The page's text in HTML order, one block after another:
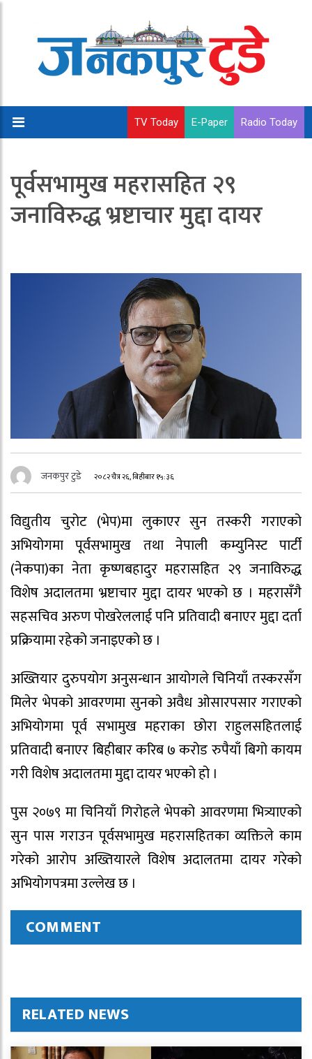
TV Today E-Paper Radio Today
पूर्वसभामुख महरासहित २९
जनाविरुद्ध भ्रष्टाचार मुद्दा दायर
जनकपुर टुडे २०८२ चैत्र २६, बिहीबार १५:३६
विद्युतीय चुरोट (भेप)मा लुकाएर सुन तस्करी गराएको
अभियोगमा पूर्वसभामुख तथा नेपाली कम्युनिस्ट पार्टी
(नेकपा)का नेता कृष्णबहादुर महरासहित २९ जनाविरुद्ध
विशेष अदालतमा भ्रष्टाचार मुद्दा दायर भएको छ । महरासँगै
सहसचिव अरुण पोखरेललाई पनि प्रतिवादी बनाएर मुद्दा दर्ता
प्रक्रियामा रहेको जनाइएको छ ।
अख्तियार दुरुपयोग अनुसन्धान आयोगले चिनियाँ तस्करसँग
मिलेर भेपको आवरणमा सुनको अवैध ओसारपसार गराएको
अभियोगमा पूर्व सभामुख महराका छोरा राहुलसहितलाई
प्रतिवादी बनाएर बिहीबार करिब ७ करोड रुपैयाँ बिगो कायम
गरी विशेष अदालतमा मुद्दा दायर भएको हो ।
पुस २०७९ मा चिनियाँ गिरोहले भेपको आवरणमा भित्र्याएको
सुन पास गराउन पूर्वसभामुख महरासहितका व्यक्तिले काम
गरेको आरोप अख्तियारले विशेष अदालतमा दायर गरेको
अभियोगपत्रमा उल्लेख छ ।
COMMENT
RELATED NEWS